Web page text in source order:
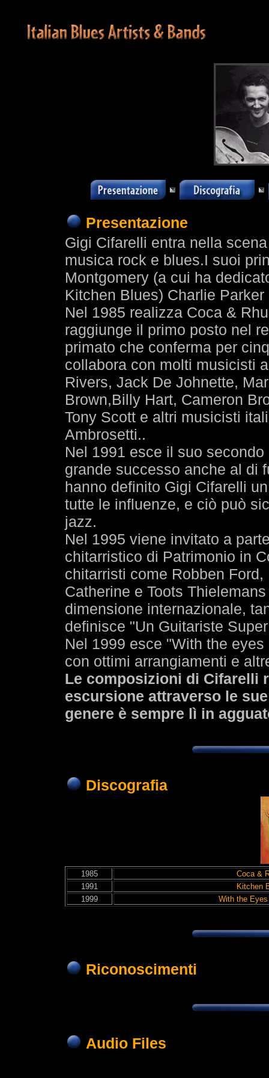
Presentazione
Gigi Cifarelli entra nella
musica rock e blues.I suoi
Montgomery (a cui ha
Kitchen Blues) Charlie
Nel 1985 realizza Coca &
raggiunge il primo posto nel
primato che conferma per
collabora con molti musicisti
Rivers, Jack De Johnette,
Brown,Billy Hart, Cameron
Tony Scott e altri musicisti
Ambrosetti..
Nel 1991 esce il suo
grande successo anche al di
hanno definito Gigi Cifarelli
tutte le influenze, e ciò può
jazz.
Nel 1995 viene invitato a
chitarristico di Patrimonio in
chitarristi come Robben
Catherine e Toots
dimensione internazionale,
definisce "Un Guitariste
Nel 1999 esce "With the
con ottimi arrangiamenti e
Le composizioni di Cifarelli
escursione attraverso le
genere è sempre lì in
Discografia
1985
Coca &
1991
Kitchen
1999
With the
Riconoscimenti
Audio Files